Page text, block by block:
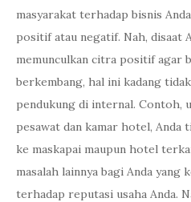
masyarakat terhadap bisnis
positif atau negatif. Nah, disaat
memunculkan citra positif agar
berkembang, hal ini kadang
pendukung di internal. Contoh,
pesawat dan kamar hotel, Anda
ke maskapai maupun hotel
masalah lainnya bagi Anda yang
terhadap reputasi usaha Anda.